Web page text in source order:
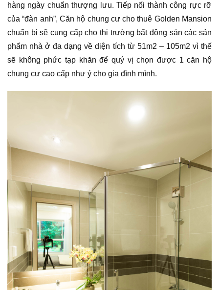
hàng ngày chuẩn thượng lưu. Tiếp nối thành công rực rỡ
của “đàn anh”, Căn hộ chung cư cho thuê Golden Mansion
chuẩn bị sẽ cung cấp cho thị trường bất động sản các sản
phẩm nhà ở đa dạng về diện tích từ 51m2 – 105m2 vì thế
sẽ không phức tạp khăn để quý vị chọn được 1 căn hộ
chung cư cao cấp như ý cho gia đình mình.